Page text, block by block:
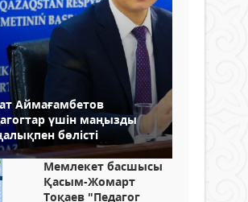
Аймағамбетов
үшін маңызды
бөлісті
Мемлекет басшысы
Қасым-Жомарт
Тоқаев "Педагог